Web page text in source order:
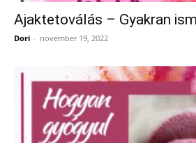
Ajaktetoválás – Gyakran
Dori - november 19, 2022